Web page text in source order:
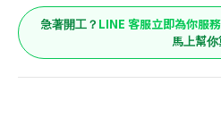
急著開工？ LINE 客服立即為你服務
馬上幫你